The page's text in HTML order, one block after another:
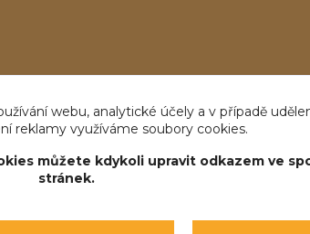
Upravit sběr cookies.
webu, analytické účely a v případě
reklamy využíváme soubory cookies.
můžete kdykoli upravit odkazem ve
stránek.